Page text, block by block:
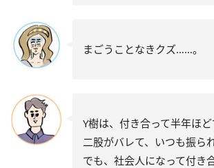
まごうことなきクズ……。
Y樹は、付き合って半年ほ
二股がバレて、いつも振ら
でも、社会人になって付き